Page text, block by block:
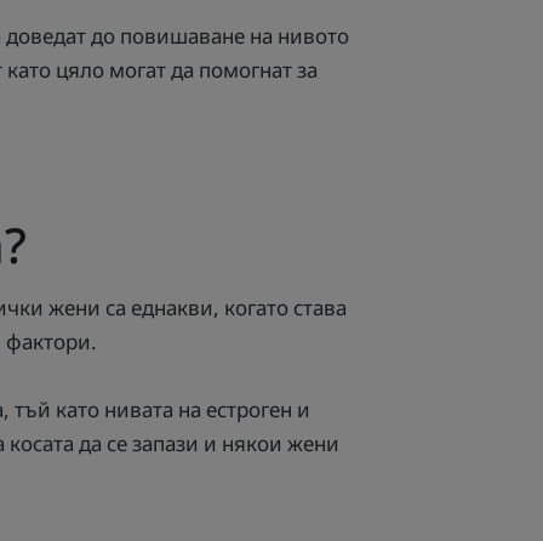
до повишаване на нивото
цяло могат да помогнат за
жени са еднакви, когато става
фактори.
като нивата на естроген и
да се запази и някои жени